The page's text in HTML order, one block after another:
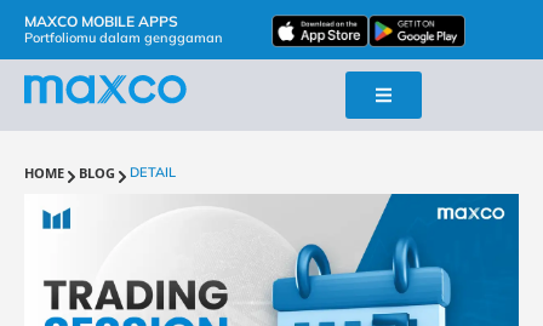
MAXCO MOBILE APPS
Portfoliomu dalam genggaman
HOME BLOG DETAIL